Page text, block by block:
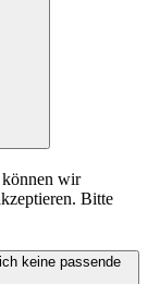
wir
Bitte
keine passende